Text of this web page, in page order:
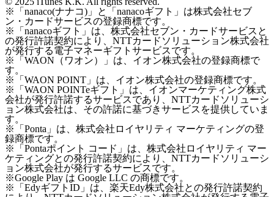
※「nanaco(ナナコ)」と「nanacoギフト」は株式会社セブ
ン・カードサービスの登録商標です。
※「nanacoギフト」は、株式会社セブン・カードサービスと
の発行許諾契約により、NTTカードソリューション株式会社
が発行する電子マネーギフトサービスです。
※「WAON（ワオン）」は、イオン株式会社の登録商標で
す。
※「WAON POINT」は、イオン株式会社の登録商標です。
※「WAON POINTeギフト」は、イオンマーケティング株式
会社が発行許諾するサービスであり、NTTカードソリューシ
ョン株式会社は、その許諾に基づきサービスを提供していま
す。
※「Ponta」は、株式会社ロイヤリティ マーケティングの登
録商標です。
※「Pontaポイント コード」は、株式会社ロイヤリティ マー
ケティングとの発行許諾契約により、NTTカードソリューシ
ョン株式会社が発行するサービスです。
※Google Play は Google LLC の商標です。
※「EdyギフトID」は、楽天Edy株式会社との発行許諾契約